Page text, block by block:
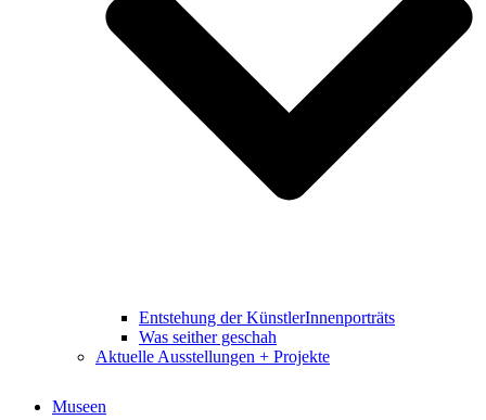
Entstehung der KünstlerInnenporträts
Was seither geschah
Aktuelle Ausstellungen + Projekte
Museen